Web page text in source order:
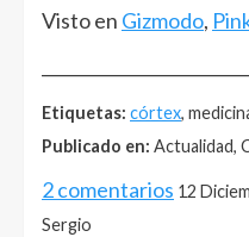
Visto en Gizmodo,
Etiquetas: córtex,
Publicado en: Actualidad,
2 comentarios 12
Sergio